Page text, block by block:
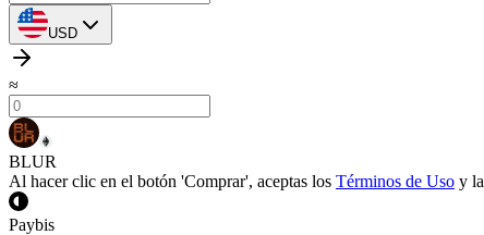
USD
≈
BLUR
Al hacer clic en el botón 'Comprar', aceptas los Términos de Uso y la
Paybis